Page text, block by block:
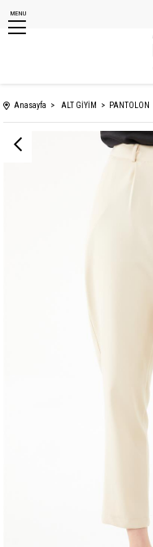
MENU
Anasayfa ALT GİYİM PANTOLON